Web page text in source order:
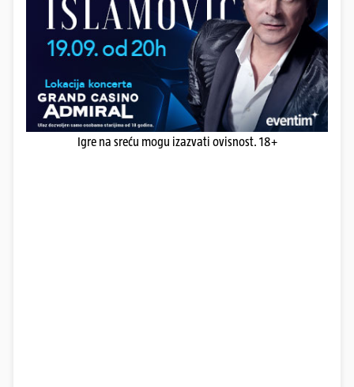
Igre na sreću mogu izazvati ovisnost. 18+